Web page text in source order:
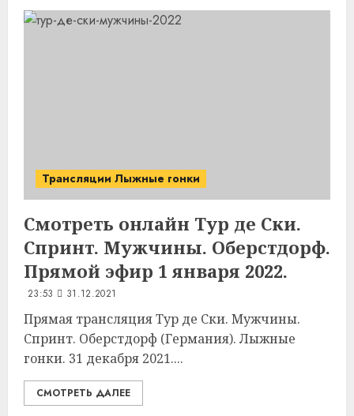
Трансляции Лыжные гонки
Смотреть онлайн Тур де Ски.
Спринт. Мужчины. Оберстдорф.
Прямой эфир 1 января 2022.
23:53 31.12.2021
Прямая трансляция Тур де Ски. Мужчины.
Спринт. Оберстдорф (Германия). Лыжные
гонки. 31 декабря 2021....
СМОТРЕТЬ ДАЛЕЕ